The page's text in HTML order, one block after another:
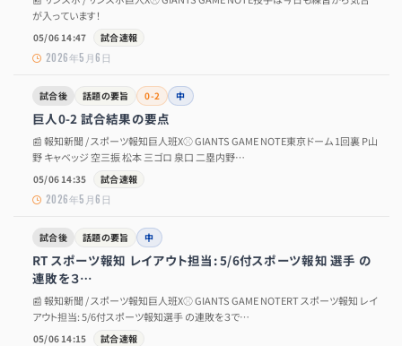
が入っています！
05/06 14:47 試合速報
2026年5月6日
試合後 話題の要旨 0-2 中
巨人0-2 試合結果の要点
📰 報知新聞 / スポーツ報知巨人班X⚾ GIANTS GAME NOTE東京ドーム 1回裏 P山
野 キャベッジ 空三振 松本 三ゴロ 泉口 二塁内野…
05/06 14:35 試合速報
2026年5月6日
試合後 話題の要旨 中
RT スポーツ報知 レイアウト担当: 5/6付スポーツ報知 選手 の
連敗を３…
📰 報知新聞 / スポーツ報知巨人班X⚾ GIANTS GAME NOTERT スポーツ報知 レイ
アウト担当: 5/6付スポーツ報知選手 の連敗を３で…
05/06 14:15 試合速報